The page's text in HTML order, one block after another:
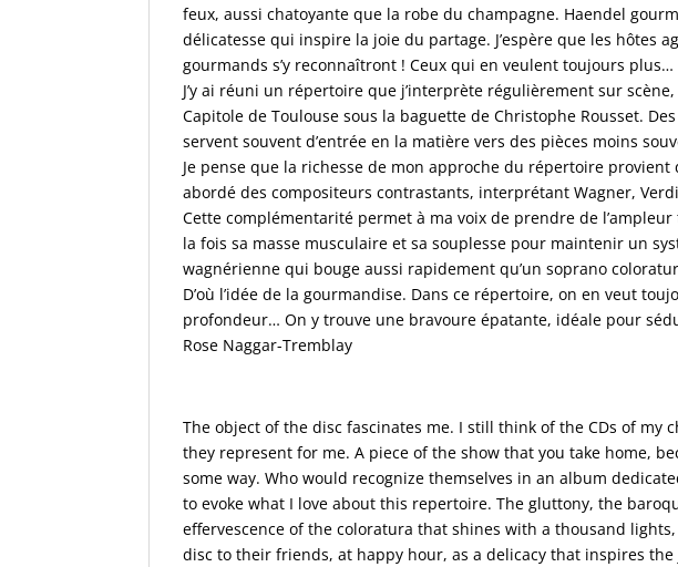
feux, aussi chatoyante que la robe du champagne. Haendel
délicatesse qui inspire la joie du partage. J’espère que les hôtes
gourmands s’y reconnaîtront ! Ceux qui en veulent toujours plus…
J’y ai réuni un répertoire que j’interprète régulièrement sur
Capitole de Toulouse sous la baguette de Christophe Rousset.
servent souvent d’entrée en la matière vers des pièces moins
Je pense que la richesse de mon approche du répertoire
abordé des compositeurs contrastants, interprétant Wagner,
Cette complémentarité permet à ma voix de prendre de
la fois sa masse musculaire et sa souplesse pour maintenir un
wagnérienne qui bouge aussi rapidement qu’un soprano
D’où l’idée de la gourmandise. Dans ce répertoire, on en veut
profondeur… On y trouve une bravoure épatante, idéale pour
Rose Naggar-Tremblay
The object of the disc fascinates me. I still think of the CDs of my
they represent for me. A piece of the show that you take home,
some way. Who would recognize themselves in an album
to evoke what I love about this repertoire. The gluttony, the
effervescence of the coloratura that shines with a thousand
disc to their friends, at happy hour, as a delicacy that inspires